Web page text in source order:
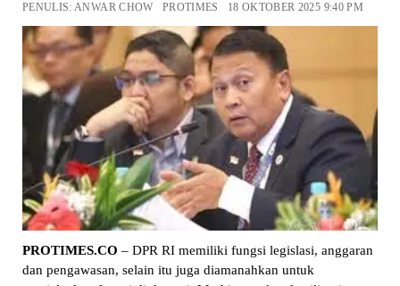
PENULIS: ANWAR CHOW PROTIMES 18 OKTOBER 2025 9:40 PM
PROTIMES.CO – DPR RI memiliki fungsi legislasi, anggaran
dan pengawasan, selain itu juga diamanahkan untuk